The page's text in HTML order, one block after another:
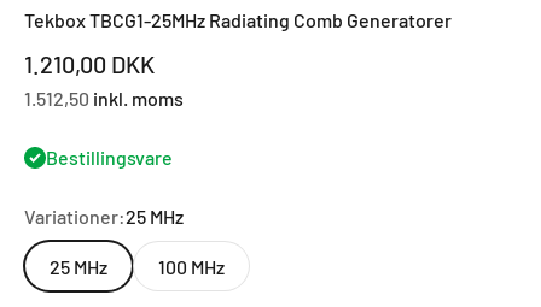
Tekbox TBCG1-25MHz Radiating Comb Generatorer
Salgspris
1.210,00 DKK
1.512,50 inkl. moms
Bestillingsvare
Variationer:25 MHz
25 MHz 100 MHz